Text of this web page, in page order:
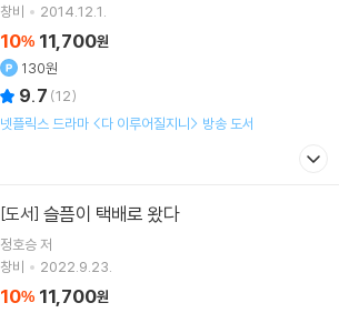
창비
2014.12.1.
10% 11,700원
130원
9.7 (12)
넷플릭스 드라마 <다 이루어질지니> 방송 도서
[도서] 슬픔이 택배로 왔다
정호승저
창비
2022.9.23.
10% 11,700원